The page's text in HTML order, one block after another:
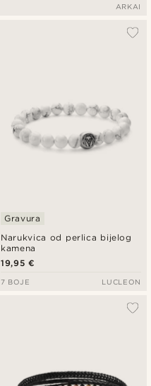
ARKAI
Narukvica od perlica bijelog
kamena
Gravura
19,95 €
7 BOJE LUCLEON